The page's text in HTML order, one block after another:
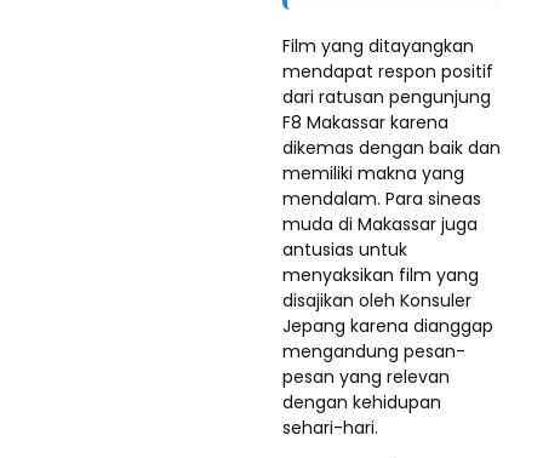
Film yang ditayangkan
mendapat respon positif
dari ratusan pengunjung
F8 Makassar karena
dikemas dengan baik dan
memiliki makna yang
mendalam. Para sineas
muda di Makassar juga
antusias untuk
menyaksikan film yang
disajikan oleh Konsuler
Jepang karena dianggap
mengandung pesan-
pesan yang relevan
dengan kehidupan
sehari-hari.